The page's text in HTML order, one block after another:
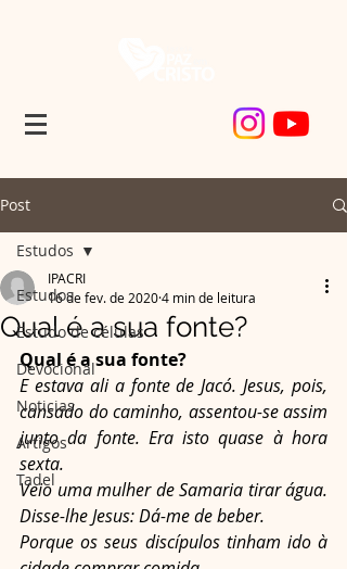
Post
Estudos
Estudo de células
Devocional
Noticias
Artigos
Tadel
Estudos
Qual é a sua fonte?
IPACRI
16 de fev. de 20204 min de leitura
Qual é a sua fonte?
E estava ali a fonte de Jacó. Jesus, pois,
cansado do caminho, assentou-se assim
junto da fonte. Era isto quase à hora
sexta.
Veio uma mulher de Samaria tirar água.
Disse-lhe Jesus: Dá-me de beber.
Porque os seus discípulos tinham ido à